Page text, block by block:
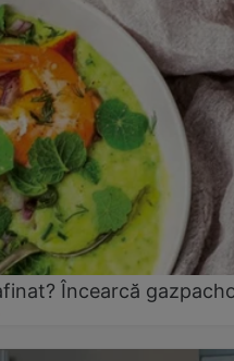
Încearcă